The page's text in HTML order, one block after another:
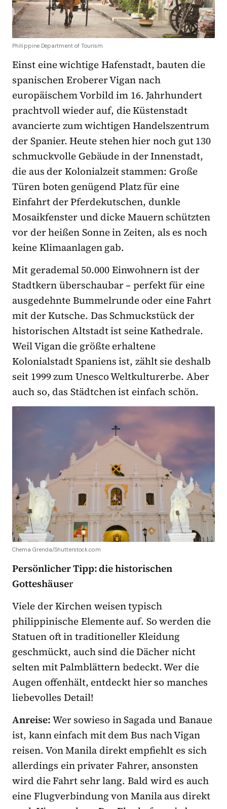
Philippine Department of Tourism
Einst eine wichtige Hafenstadt, bauten die
spanischen Eroberer Vigan nach
europäischem Vorbild im 16. Jahrhundert
prachtvoll wieder auf, die Küstenstadt
avancierte zum wichtigen Handelszentrum
der Spanier. Heute stehen hier noch gut 130
schmuckvolle Gebäude in der Innenstadt,
die aus der Kolonialzeit stammen: Große
Türen boten genügend Platz für eine
Einfahrt der Pferdekutschen, dunkle
Mosaikfenster und dicke Mauern schützten
vor der heißen Sonne in Zeiten, als es noch
keine Klimaanlagen gab.
Mit gerademal 50.000 Einwohnern ist der
Stadtkern überschaubar – perfekt für eine
ausgedehnte Bummelrunde oder eine Fahrt
mit der Kutsche. Das Schmuckstück der
historischen Altstadt ist seine Kathedrale.
Weil Vigan die größte erhaltene
Kolonialstadt Spaniens ist, zählt sie deshalb
seit 1999 zum Unesco Weltkulturerbe. Aber
auch so, das Städtchen ist einfach schön.
Chema Grenda/Shutterstock.com
Persönlicher Tipp: die historischen
Gotteshäuser
Viele der Kirchen weisen typisch
philippinische Elemente auf. So werden die
Statuen oft in traditioneller Kleidung
geschmückt, auch sind die Dächer nicht
selten mit Palmblättern bedeckt. Wer die
Augen offenhält, entdeckt hier so manches
liebevolles Detail!
Anreise:Wer sowieso in Sagada und Banaue
ist, kann einfach mit dem Bus nach Vigan
reisen. Von Manila direkt empfiehlt es sich
allerdings ein privater Fahrer, ansonsten
wird die Fahrt sehr lang. Bald wird es auch
eine Flugverbindung von Manila aus direkt